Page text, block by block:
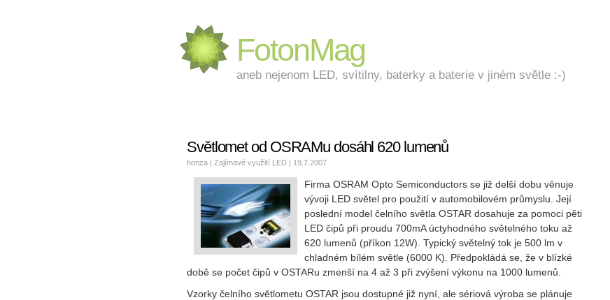
FotonMag
aneb nejenom LED, svítilny, baterky a baterie v jiném světle :-)
Světlomet od OSRAMu dosáhl 620 lumenů
honza | Zajímavé využití LED | 19.7.2007
Firma OSRAM Opto Semiconductors se již delší dobu věnuje
vývoji LED světel pro použití v automobilovém průmyslu. Její
poslední model čelního světla OSTAR dosahuje za pomoci pěti
LED čipů při proudu 700mA úctyhodného světelného toku až
620 lumenů (příkon 12W). Typický světelný tok je 500 lm v
chladném bílém světle (6000 K). Předpokládá se, že v blízké
době se počet čipů v OSTARu zmenší na 4 až 3 při zvýšení výkonu na 1000 lumenů.
Vzorky čelního světlometu OSTAR jsou dostupné již nyní, ale sériová výroba se plánuje